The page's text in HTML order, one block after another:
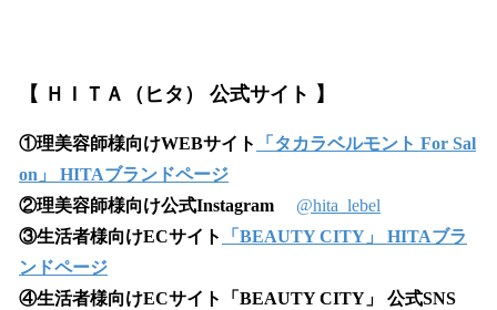
【 ＨＩＴＡ（ヒタ） 公式サイト 】
①理美容師様向けWEBサイト
「タカラベルモント For Sal
on」 HITAブランドページ
②理美容師様向け公式Instagram
@hita_lebel
③生活者様向けECサイト
「BEAUTY CITY」 HITAブラ
ンドページ
④生活者様向けECサイト「BEAUTY CITY」 公式SNS